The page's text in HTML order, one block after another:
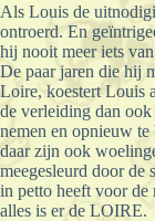
Als Louis de
ontroerd. En
hij nooit meer iets
De paar jaren die hij
Loire, koestert Louis
de verleiding dan ook
nemen en opnieuw
daar zijn ook
meegesleurd door de
in petto heeft voor de
alles is er de LOIRE.